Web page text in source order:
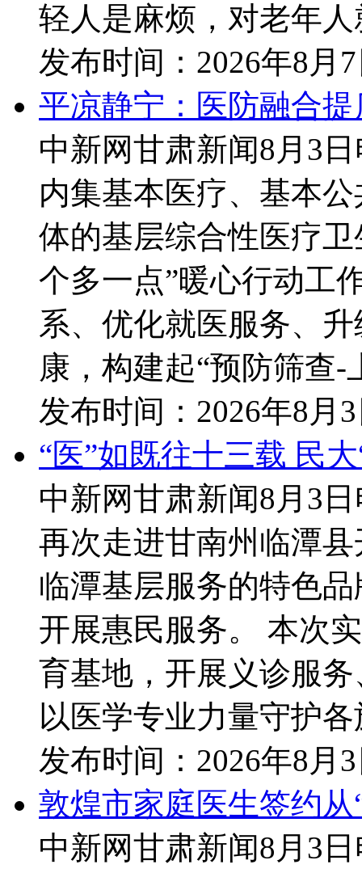
轻人是麻烦，对老年
发布时间： 2026年8月
平凉静宁：医防融合
中新网甘肃新闻8月3
内集基本医疗、基本
体的基层综合性医疗
个多一点”暖心行动工
系、优化就医服务、
康，构建起“预防筛查-
发布时间： 2026年8月
“医”如既往十三载 民
中新网甘肃新闻8月3
再次走进甘南州临潭
临潭基层服务的特色
开展惠民服务。 本次
育基地，开展义诊服
以医学专业力量守护
发布时间： 2026年8月
敦煌市家庭医生签约
中新网甘肃新闻8月3